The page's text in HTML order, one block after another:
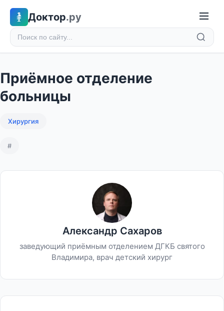
Доктор.ру
Приёмное отделение
больницы
Хирургия
#
Александр Сахаров
заведующий приёмным отделением ДГКБ святого
Владимира, врач детский хирург